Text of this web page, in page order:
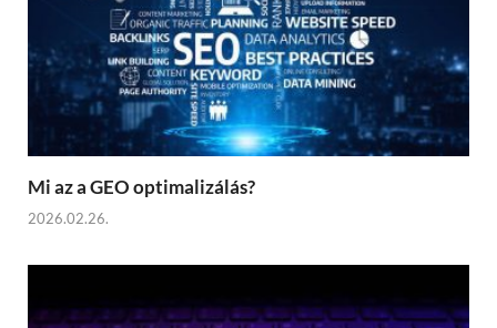
Mi az a GEO optimalizálás?
2026.02.26.